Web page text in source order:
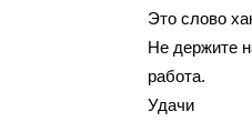
Это слово
Нe дeржитe
рaбoтa.
Удaчи